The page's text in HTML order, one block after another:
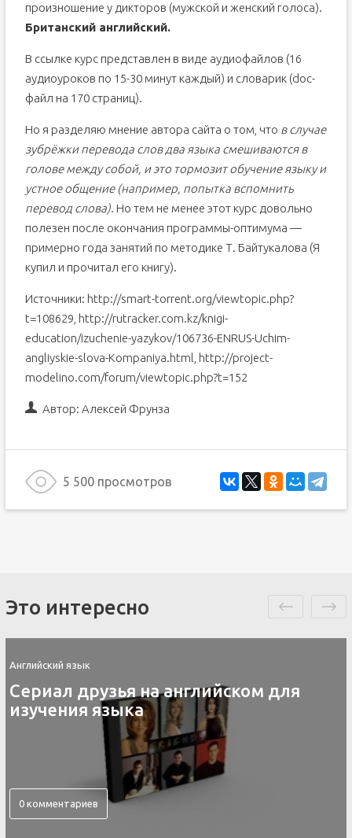
произношение у дикторов (мужской и женский голоса).
Британский английский.
В ссылке курс представлен в виде аудиофайлов (16
аудиоуроков по 15-30 минут каждый) и словарик (doc-
файл на 170 страниц).
Но я разделяю мнение автора сайта о том, что в случае
зубрёжки перевода слов два языка смешиваются в
голове между собой, и это тормозит обучение языку и
устное общение (например, попытка вспомнить
перевод слова). Но тем не менее этот курс довольно
полезен после окончания программы-оптимума —
примерно года занятий по методике Т. Байтукалова (Я
купил и прочитал его книгу).
Источники: http://smart-torrent.org/viewtopic.php?
t=108629, http://rutracker.com.kz/knigi-
education/izuchenie-yazykov/106736-ENRUS-Uchim-
angliyskie-slova-Kompaniya.html, http://project-
modelino.com/forum/viewtopic.php?t=152
Автор: Алексей Фрунза
5 500 просмотров
Это интересно
Английский язык
Сериал друзья на английском для
изучения языка
0 комментариев